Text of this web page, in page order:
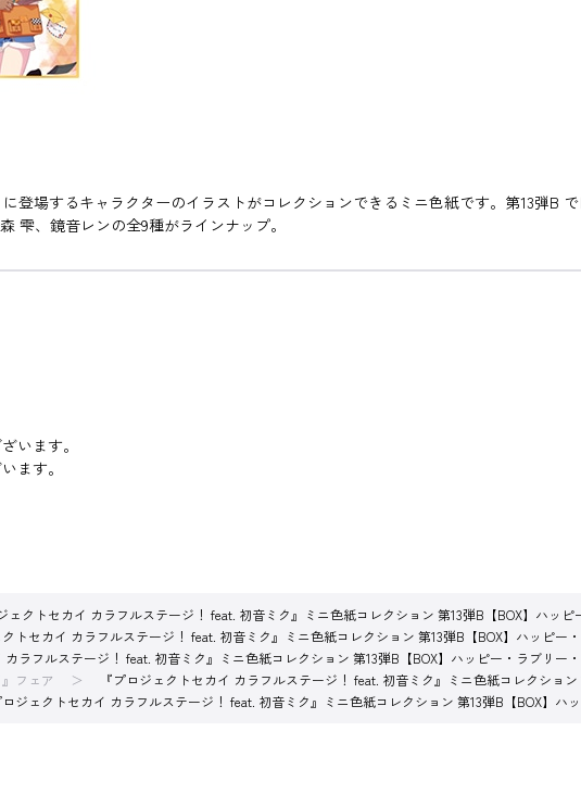
登場するキャラクターのイラストがコレクションできるミニ色紙です。第13弾B
雫、鏡音レンの全9種がラインナップ。
います。
ます。
ェクトセカイ カラフルステージ！ feat. 初音ミク』ミニ色紙コレクション 第13弾B【BOX】ハッピ
クトセカイ カラフルステージ！ feat. 初音ミク』ミニ色紙コレクション 第13弾B【BOX】ハッピー
カラフルステージ！ feat. 初音ミク』ミニ色紙コレクション 第13弾B【BOX】ハッピー・ラブリー
フェア
『プロジェクトセカイ カラフルステージ！ feat. 初音ミク』ミニ色紙コレクショ
ロジェクトセカイ カラフルステージ！ feat. 初音ミク』ミニ色紙コレクション 第13弾B【BOX】ハ